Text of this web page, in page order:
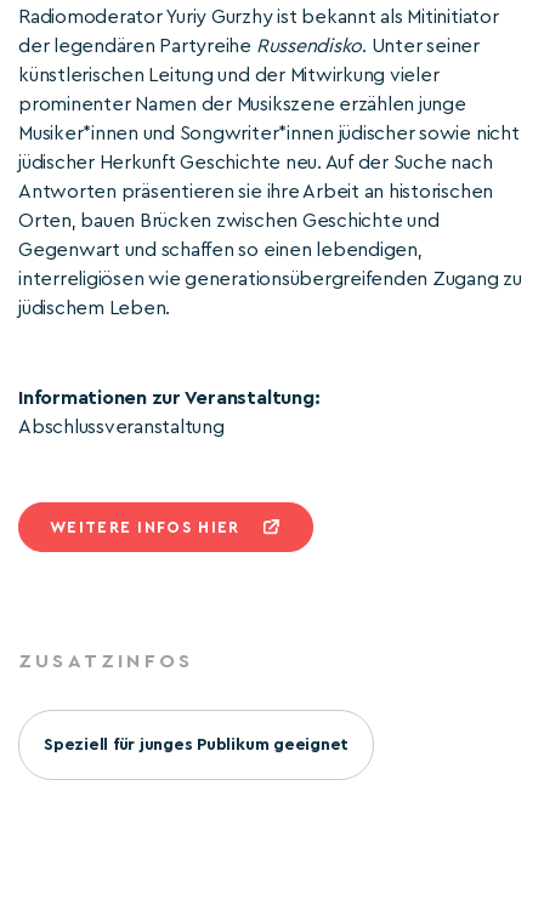
Radiomoderator Yuriy Gurzhy ist bekannt als Mitinitiator
der legendären Partyreihe Russendisko. Unter seiner
künstlerischen Leitung und der Mitwirkung vieler
prominenter Namen der Musikszene erzählen junge
Musiker*innen und Songwriter*innen jüdischer sowie nicht
jüdischer Herkunft Geschichte neu. Auf der Suche nach
Antworten präsentieren sie ihre Arbeit an historischen
Orten, bauen Brücken zwischen Geschichte und
Gegenwart und schaffen so einen lebendigen,
interreligiösen wie generationsübergreifenden Zugang zu
jüdischem Leben.
Informationen zur Veranstaltung:
Abschlussveranstaltung
WEITERE INFOS HIER
ZUSATZINFOS
Speziell für junges Publikum geeignet